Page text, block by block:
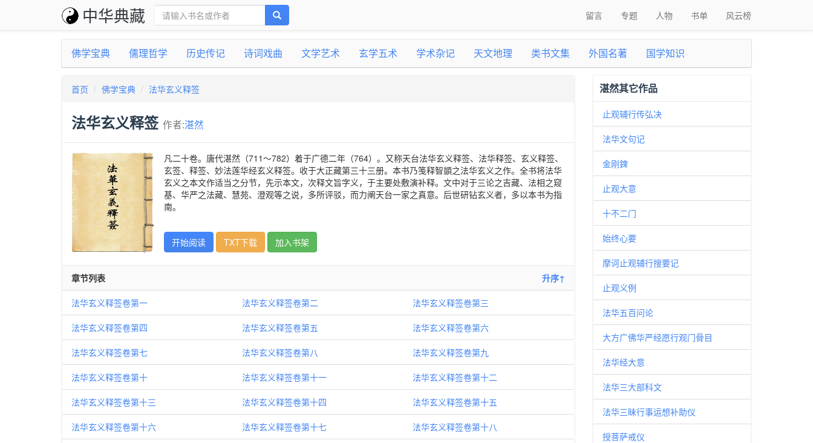
中华典藏 留言 专题 人物 书单 风云榜
佛学宝典 儒理哲学 历史传记 诗词戏曲 文学艺术 玄学五术 学术杂记 天文地理 类书文集 外国名著 国学知识
首页 佛学宝典 法华玄义释签
法华玄义释签 作者:湛然
凡二十卷。唐代湛然（711～782）着于广德二年（764）。又称天台法华玄义释签、法华释签、玄义释签、
玄签、释签、妙法莲华经玄义释签。收于大正藏第三十三册。本书乃笺释智顗之法华玄义之作。全书将法华
玄义之本文作适当之分节，先示本文，次释文旨字义，于主要处敷演补释。文中对于三论之吉藏、法相之窥
基、华严之法藏、慧苑、澄观等之说，多所评驳，而力阐天台一家之真意。后世研钻玄义者，多以本书为指
南。
开始阅读 TXT下载 加入书架
章节列表 升序↑
法华玄义释签卷第一 法华玄义释签卷第二 法华玄义释签卷第三
法华玄义释签卷第四 法华玄义释签卷第五 法华玄义释签卷第六
法华玄义释签卷第七 法华玄义释签卷第八 法华玄义释签卷第九
法华玄义释签卷第十 法华玄义释签卷第十一 法华玄义释签卷第十二
法华玄义释签卷第十三 法华玄义释签卷第十四 法华玄义释签卷第十五
法华玄义释签卷第十六 法华玄义释签卷第十七 法华玄义释签卷第十八
湛然其它作品
止观辅行传弘决
法华文句记
金刚錍
止观大意
十不二门
始终心要
摩诃止观辅行搜要记
止观义例
法华五百问论
大方广佛华严经愿行观门骨目
法华经大意
法华三大部科文
法华三昧行事运想补助仪
授菩萨戒仪